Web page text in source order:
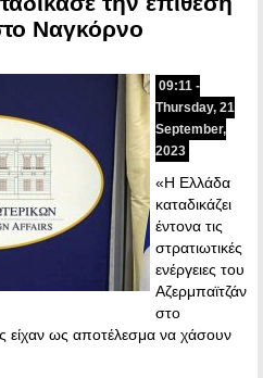
Ναγκόρνο
09:11 -
Thursday, 21
September,
2023
«Η Ελλάδα
καταδικάζει
έντονα τις
στρατιωτικές
ενέργειες του
Αζερμπαϊτζάν
στο
είχαν ως αποτέλεσμα να χάσουν